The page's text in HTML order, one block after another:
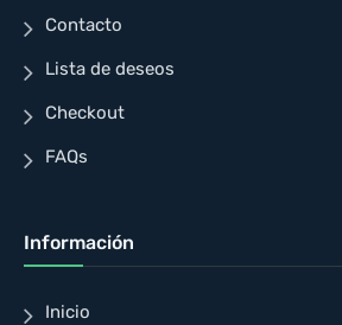
Contacto
Lista de deseos
Checkout
FAQs
Información
Inicio